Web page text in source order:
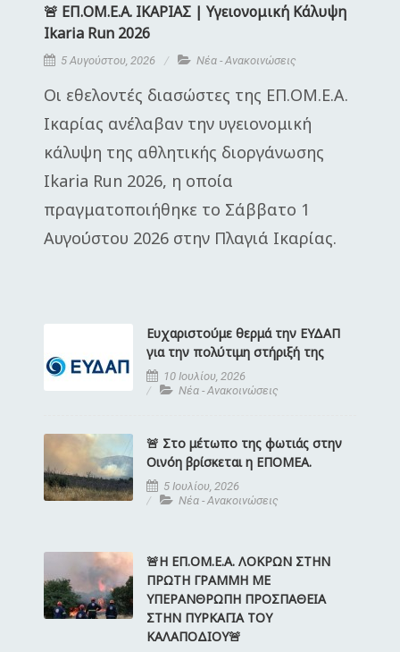
🚨 ΕΠ.ΟΜ.Ε.Α. ΙΚΑΡΙΑΣ | Υγειονομική Κάλυψη
Ikaria Run 2026
5 Αυγούστου, 2026 Νέα - Ανακοινώσεις
Οι εθελοντές διασώστες της ΕΠ.ΟΜ.Ε.Α.
Ικαρίας ανέλαβαν την υγειονομική
κάλυψη της αθλητικής διοργάνωσης
Ikaria Run 2026, η οποία
πραγματοποιήθηκε το Σάββατο 1
Αυγούστου 2026 στην Πλαγιά Ικαρίας.
Ευχαριστούμε θερμά την ΕΥΔΑΠ
για την πολύτιμη στήριξή της
10 Ιουλίου, 2026
Νέα - Ανακοινώσεις
🚨 Στο μέτωπο της φωτιάς στην
Οινόη βρίσκεται η ΕΠΟΜΕΑ.
5 Ιουλίου, 2026
Νέα - Ανακοινώσεις
🚨Η ΕΠ.ΟΜ.Ε.Α. ΛΟΚΡΩΝ ΣΤΗΝ
ΠΡΩΤΗ ΓΡΑΜΜΗ ΜΕ
ΥΠΕΡΑΝΘΡΩΠΗ ΠΡΟΣΠΑΘΕΙΑ
ΣΤΗΝ ΠΥΡΚΑΓΙΑ ΤΟΥ
ΚΑΛΑΠΟΔΙΟΥ🚨